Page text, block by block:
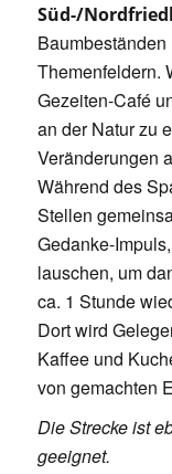
Süd-/
Themenfeldern.
Gezeiten-Café
an der Natur zu
Veränderungen
Während des
Stellen
Gedanke-
lauschen, um
ca. 1 Stunde
Dort wird
Kaffee und
von gemachten
Die Strecke ist
geeignet.